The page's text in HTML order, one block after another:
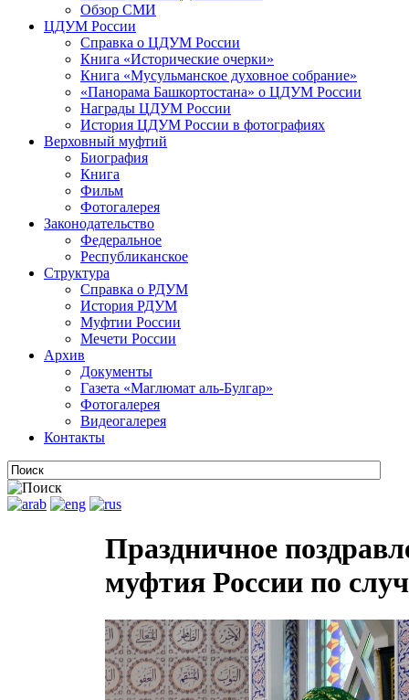
Обзор СМИ
ЦДУМ России
Справка о ЦДУМ России
Книга «Исторические очерки»
Книга «Мусульманское духовное собрание»
«Панорама Башкортостана» о ЦДУМ России
Награды ЦДУМ России
История ЦДУМ России в фотографиях
Верховный муфтий
Биография
Книга
Фильм
Фотогалерея
Законодательство
Федеральное
Республиканское
Структура
Справка о РДУМ
История РДУМ
Муфтии России
Мечети России
Архив
Документы
Газета «Маглюмат аль-Булгар»
Фотогалерея
Видеогалерея
Контакты
Праздничное
муфтия России по